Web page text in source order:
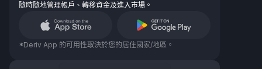
隨時隨地管理帳戶、轉移資金及進入市場。
*Deriv App 的可用性取決於您的居住國家/地區。